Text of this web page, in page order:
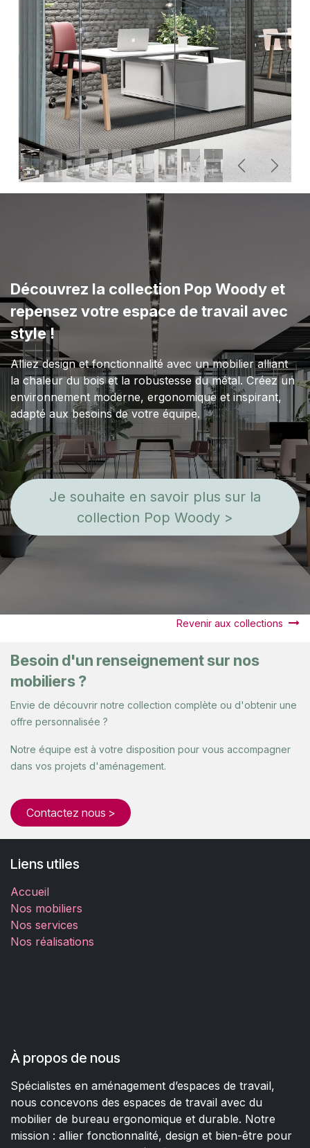
Précédent
Découvrez la collection Pop Woody et
repensez votre espace de travail avec
style !
Alliez design et fonctionnalité avec un mobilier alliant
la chaleur du bois et la robustesse du métal. Créez un
environnement moderne, ergonomique et inspirant,
adapté aux besoins de votre équipe.
Je souhaite en savoir plus sur la
collection Pop Woody >
Revenir aux collections
Besoin d'un renseignement sur nos
mobiliers ?
Envie de découvrir notre collection complète ou d'obtenir une
offre personnalisée ?
Notre équipe est à votre disposition pour vous accompagner
dans vos projets d'aménagement.
Contactez nous >
Liens utiles
Accueil
Nos mobiliers
Nos services
Nos réalisations
À propos de nous
Spécialistes en aménagement d’espaces de travail,
nous concevons des espaces de travail avec du
mobilier de bureau ergonomique et durable. Notre
mission : allier fonctionnalité, design et bien-être pour